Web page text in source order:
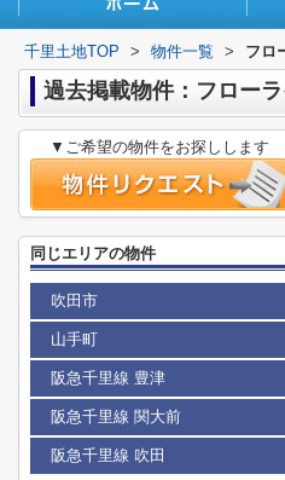
千里土地TOP > 物件一覧 > フロ
過去掲載物件：フロー
▼ご希望の物件をお探しします
同じエリアの物件
吹田市
山手町
阪急千里線 豊津
阪急千里線 関大前
阪急千里線 吹田